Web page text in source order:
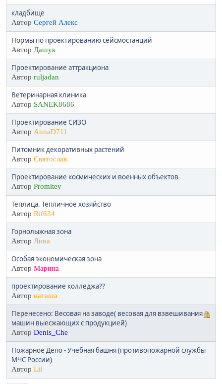
кладбище
Автор Сергей Алекс
Нормы по проектированию сейсмостанций
Автор Дашук
Проектирование аттракциона
Автор ruljadan
Ветеринарная клиника
Автор SANEK8686
Проектирование СИЗО
Автор AnnaD711
Питомник декоративных растений
Автор Святослав
Проектирование космических и военных объектов
Автор Promitey
Теплица. Тепличное хозяйство
Автор Rif634
Горнолыжная зона
Автор Лина
Особая экономическая зона
Автор Марина
проектирование колледжа??
Автор наташа
Перенесено: Весовая на заводе( весовая для взвешивания
машин выесжающих с продукцией)
Автор Denis_Che
Пожарное Депо - Учебная башня (противопожарной службы
МЧС России)
Автор Lil